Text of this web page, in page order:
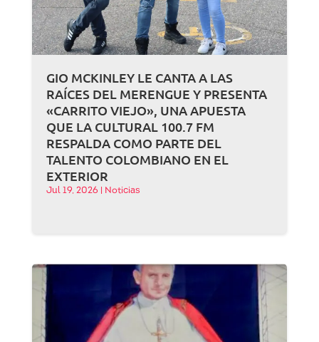
GIO MCKINLEY LE CANTA A LAS
RAÍCES DEL MERENGUE Y PRESENTA
«CARRITO VIEJO», UNA APUESTA
QUE LA CULTURAL 100.7 FM
RESPALDA COMO PARTE DEL
TALENTO COLOMBIANO EN EL
EXTERIOR
Jul 19, 2026 Noticias